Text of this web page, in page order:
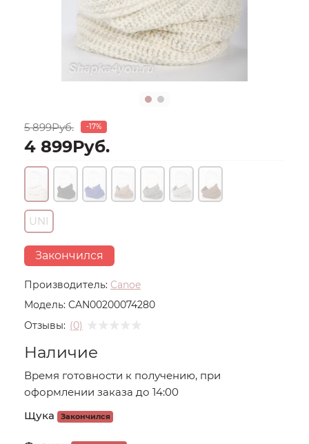
Производитель: Canoe
Модель: CAN00200074280
Отзывы: (0)
5 899Руб. -17%
4 899Руб.
UNI
Закончился
Наличие
Время готовности к получению, при
оформлении заказа до 14:00
Щука
Закончился